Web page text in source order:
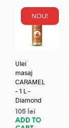
NOU!
Ulei
masaj
CARAMEL
– 1 L –
Diamond
105 lei
ADD TO